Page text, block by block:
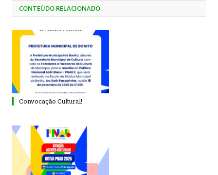
CONTEÚDO RELACIONADO
Convocação Cultural!